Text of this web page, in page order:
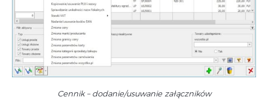
Cennik – dodanie/usuwanie załączników